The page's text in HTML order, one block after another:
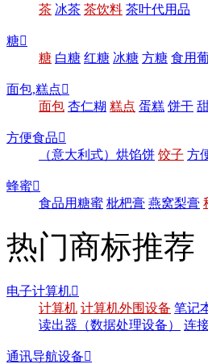
茶 冰茶 茶饮料 茶叶代用品
糖
糖 白糖 红糖 冰糖 方糖 食用
面包,糕点
面包 杏仁糊 糕点 蛋糕 饼干
方便食品
（意大利式）烘馅饼 饺子 方
蜂蜜
食品用糖蜜 枇杷膏 燕窝梨膏
热门商标推荐
电子计算机
计算机 计算机外围设备 笔记
读出器（数据处理设备）
连
通讯导航设备